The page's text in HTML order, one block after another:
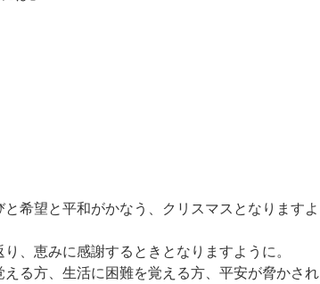
と希望と平和がかなう、クリスマスとなりますよ
り、恵みに感謝するときとなりますように。
える方、生活に困難を覚える方、平安が脅かされ